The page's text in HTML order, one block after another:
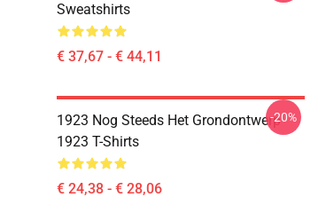
Sweatshirts
€ 37,67 - € 44,11
1923 Nog Steeds Het Grondontwerp
1923 T-Shirts
€ 24,38 - € 28,06
-20%